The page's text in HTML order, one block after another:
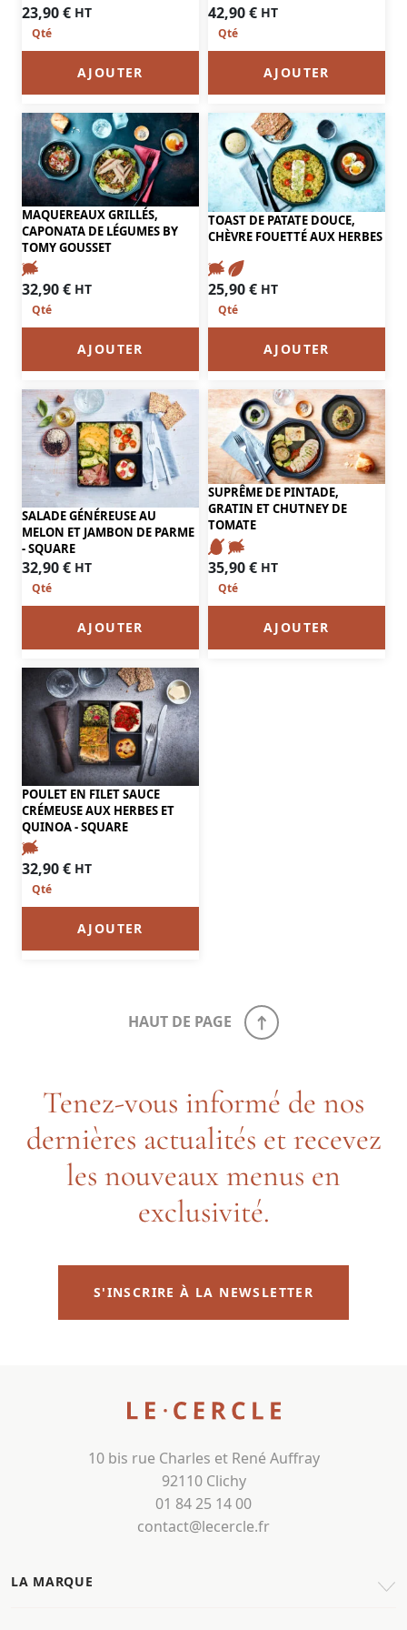
23,90€ HT
AJOUTER
42,90€ HT
AJOUTER
MAQUEREAUX GRILLÉS,
CAPONATA DE LÉGUMES BY
TOMY GOUSSET
32,90€ HT
AJOUTER
TOAST DE PATATE DOUCE,
CHÈVRE FOUETTÉ AUX HERBES
25,90€ HT
AJOUTER
SALADE GÉNÉREUSE AU
MELON ET JAMBON DE PARME
- SQUARE
32,90€ HT
AJOUTER
SUPRÊME DE PINTADE,
GRATIN ET CHUTNEY DE
TOMATE
35,90€ HT
AJOUTER
POULET EN FILET SAUCE
CRÉMEUSE AUX HERBES ET
QUINOA - SQUARE
32,90€ HT
AJOUTER
HAUT DE PAGE
Tenez-vous informé de nos
dernières actualités et recevez
les nouveaux menus en
exclusivité.
S'INSCRIRE À LA NEWSLETTER
10 bis rue Charles et René Auffray
92110 Clichy
01 84 25 14 00
contact@lecercle.fr
LA MARQUE